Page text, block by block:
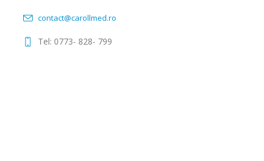
contact@carollmed.ro
Tel: 0773- 828- 799